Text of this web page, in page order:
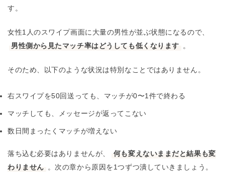
す。
女性1人のスワイプ画面に大量の男性が並ぶ状態になるので、
男性側から見たマッチ率はどうしても低くなります
。
そのため、以下のような状況は特別なことではありません。
右スワイプを50回送っても、マッチが0〜1件で終わる
マッチしても、メッセージが返ってこない
数日間まったくマッチが増えない
落ち込む必要はありませんが、
何も変えないままだと結果も変
わりません
。次の章から原因を1つずつ潰していきましょう。